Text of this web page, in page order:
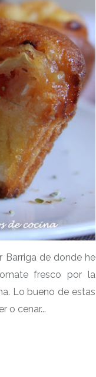
Barriga de donde he
fresco por la
Lo bueno de estas
o cenar...